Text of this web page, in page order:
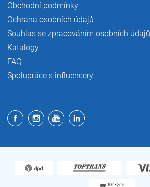
Obchodní podmínky
Ochrana osobních údajů
Souhlas se zpracováním osobních údajů
Katalogy
FAQ
Spolupráce s influencery